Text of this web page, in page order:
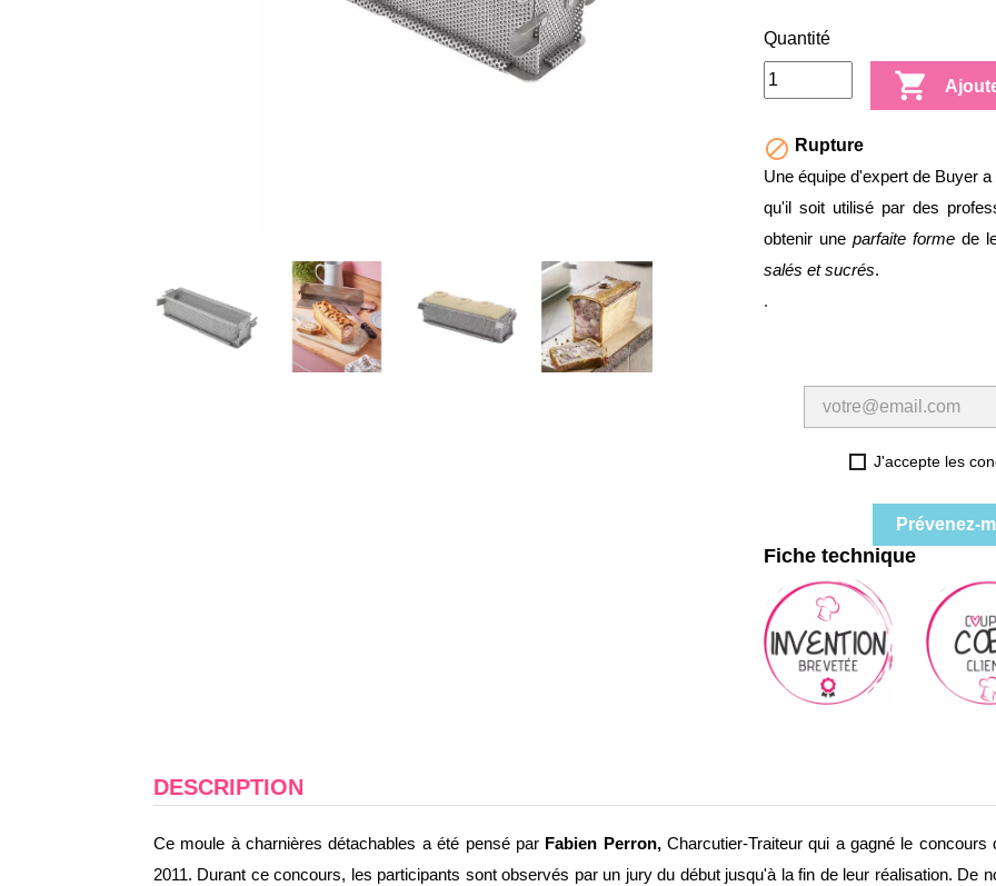
Quantité

 Rupture
Une équipe d'expert de Buyer
qu'il soit utilisé par des
obtenir uneparfaite forme de
salés et sucrés.
.
J'accepte les
Prévenez-
Fiche technique
DESCRIPTION
Ce moule à charnières détachables a été pensé par Fabien Perron, Charcutier-Traiteur qui a gagné le
2011. Durant ce concours, les participants sont observés par un jury du début jusqu'à la fin de leur réalisation. De